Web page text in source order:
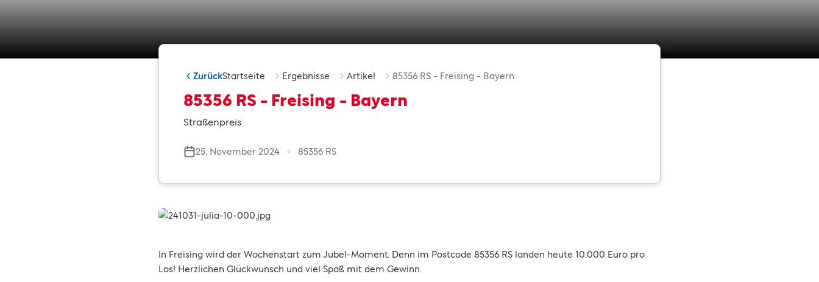
ZurückStartseite Ergebnisse Artikel 85356 RS - Freising - Bayern
85356 RS - Freising - Bayern
Straßenpreis
25. November 2024 85356 RS
In Freising wird der Wochenstart zum Jubel-Moment. Denn im Postcode 85356 RS landen heute 10.000 Euro pro
Los! Herzlichen Glückwunsch und viel Spaß mit dem Gewinn.